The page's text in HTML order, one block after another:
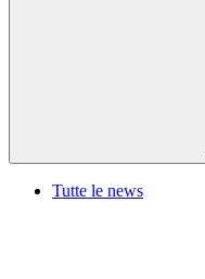
Tutte le news